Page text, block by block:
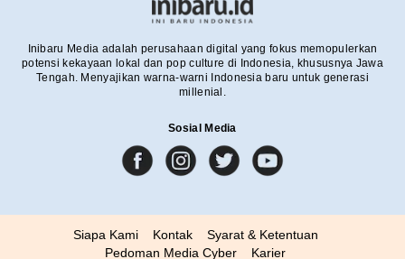
Inibaru Media adalah perusahaan digital yang fokus memopulerkan
potensi kekayaan lokal dan pop culture di Indonesia, khususnya Jawa
Tengah. Menyajikan warna-warni Indonesia baru untuk generasi
millenial.
Sosial Media
Siapa Kami Kontak
Syarat & Ketentuan
Pedoman Media Cyber
Karier